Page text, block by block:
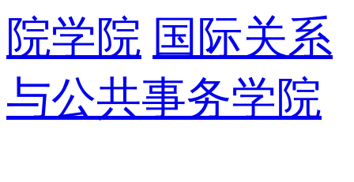
院学院 国际关系
与公共事务学院